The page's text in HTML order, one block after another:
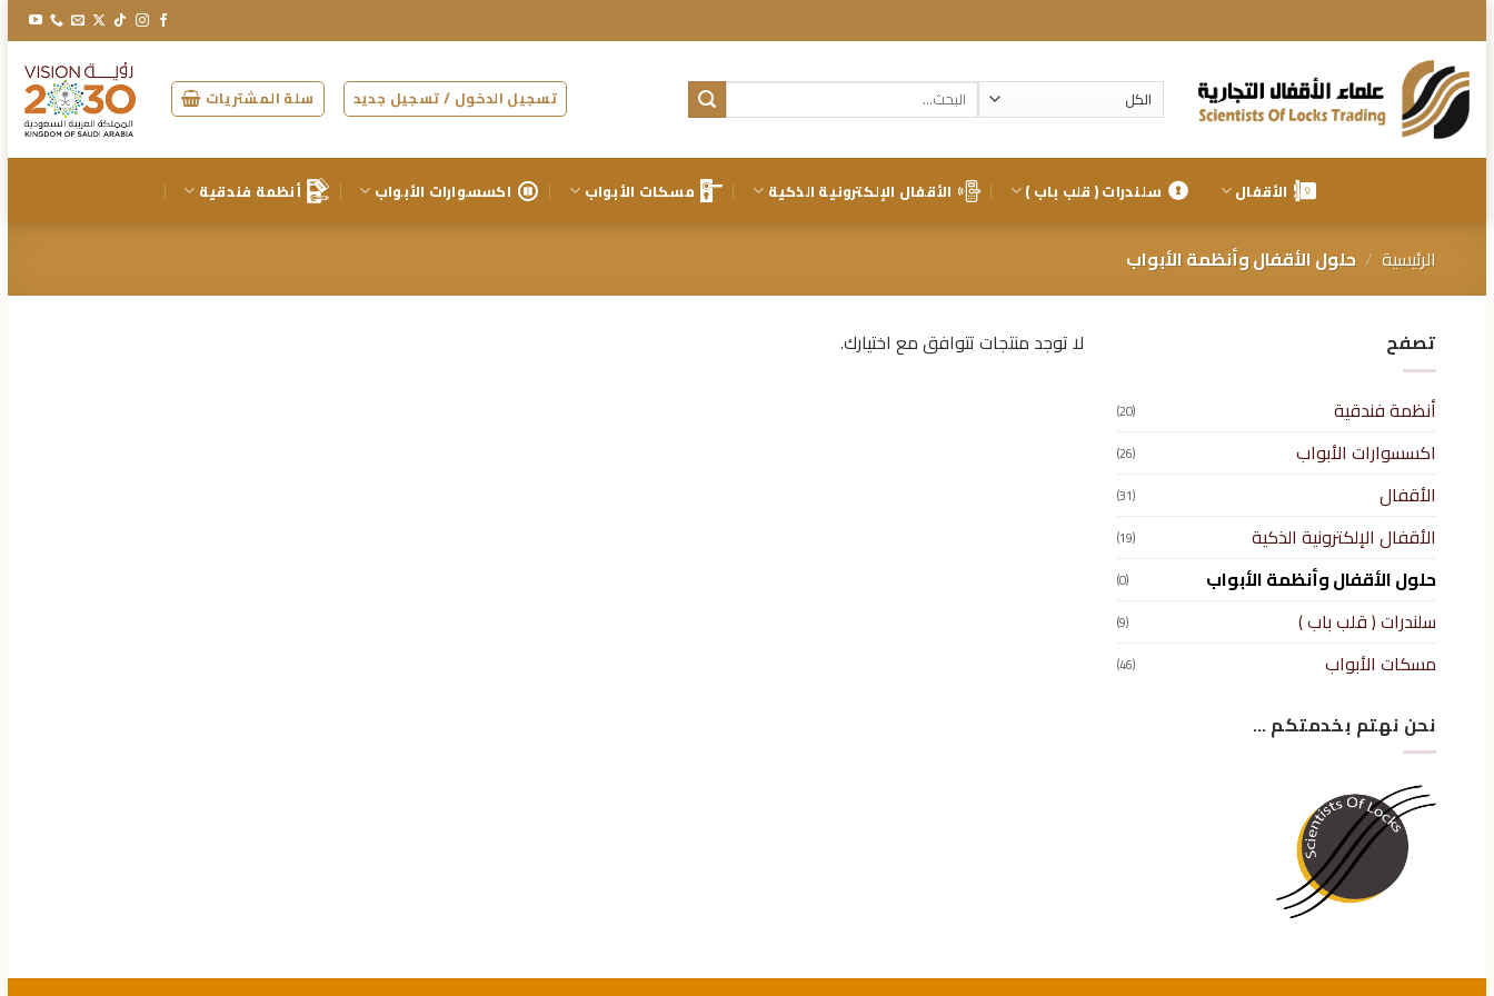
للمحتوى
البحث
عن:
تسجيل الدخول / تسجيل جديد سلة المشتريات
الأقفال سلندرات ( قلب باب ) الأقفال الإلكترونية الذكية مسكات الأبواب اكسسوارات الأبواب أنظمة فندقية
الرئيسية / حلول الأقفال وأنظمة الأبواب
تصفح
أنظمة فندقية (20)
اكسسوارات الأبواب (26)
الأقفال (31)
الأقفال الإلكترونية الذكية (19)
حلول الأقفال وأنظمة الأبواب (0)
سلندرات ( قلب باب ) (9)
مسكات الأبواب (46)
نحن نهتم بخدمتكم …
لا توجد منتجات تتوافق مع اختيارك.